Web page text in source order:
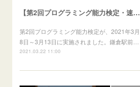
【第2回プログラミング能力検定・速報】レベル4に7名が合格！
第2回プログラミング能力検定が、2021年3月
8日～3月13日に実施されました。鎌倉駅前…
2021.03.22 11:00